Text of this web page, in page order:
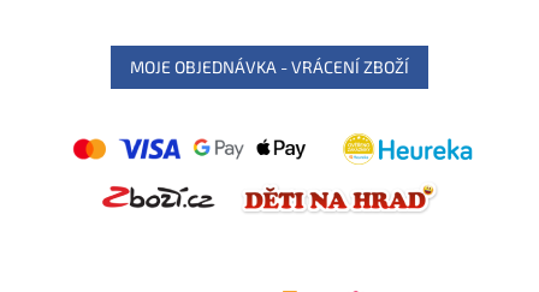
MOJE OBJEDNÁVKA - VRÁCENÍ ZBOŽÍ